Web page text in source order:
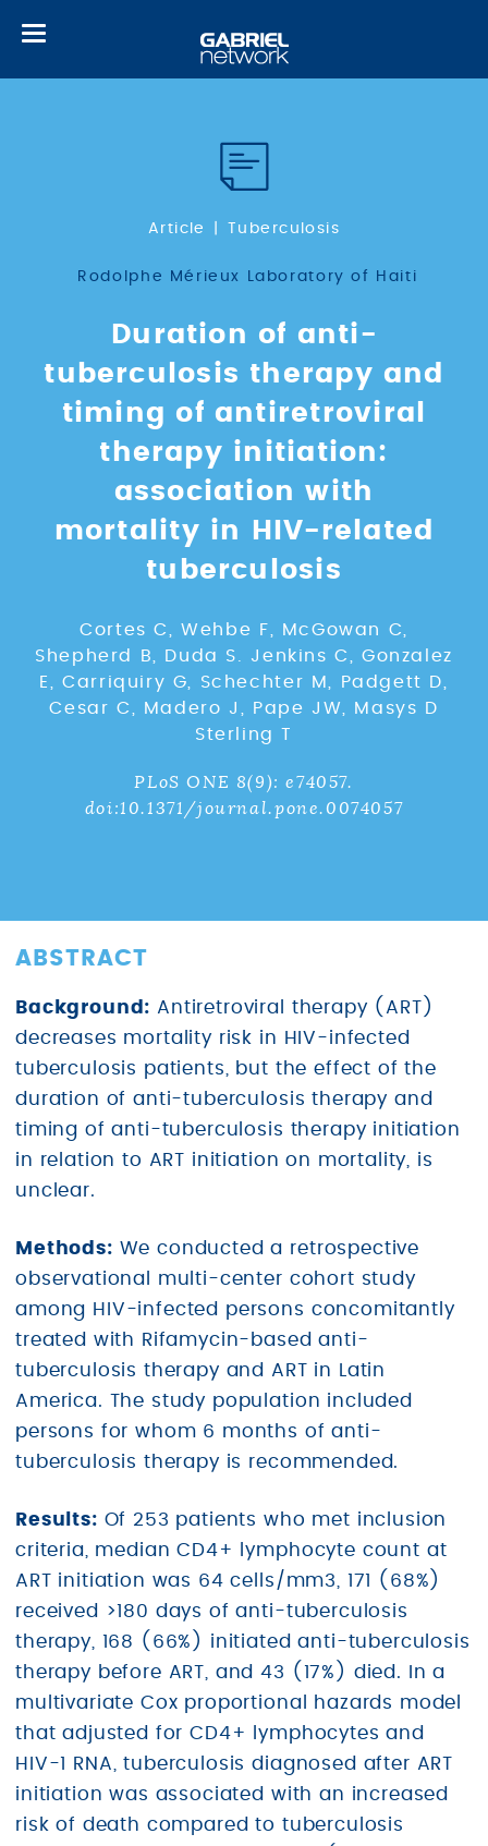
Toggle
Article Tuberculosis
Rodolphe Mérieux Laboratory of Haiti
Duration of anti-
tuberculosis therapy and
timing of antiretroviral
therapy initiation:
association with
mortality in HIV-related
tuberculosis
Cortes C, Wehbe F, McGowan C,
Shepherd B, Duda S. Jenkins C, Gonzalez
E, Carriquiry G, Schechter M, Padgett D,
Cesar C, Madero J, Pape JW, Masys D
Sterling T
PLoS ONE 8(9): e74057.
doi:10.1371/journal.pone.0074057
ABSTRACT
Background: Antiretroviral therapy (ART)
decreases mortality risk in HIV-infected
tuberculosis patients, but the effect of the
duration of anti-tuberculosis therapy and
timing of anti-tuberculosis therapy initiation
in relation to ART initiation on mortality, is
unclear.
Methods: We conducted a retrospective
observational multi-center cohort study
among HIV-infected persons concomitantly
treated with Rifamycin-based anti-
tuberculosis therapy and ART in Latin
America. The study population included
persons for whom 6 months of anti-
tuberculosis therapy is recommended.
Results: Of 253 patients who met inclusion
criteria, median CD4+ lymphocyte count at
ART initiation was 64 cells/mm3, 171 (68%)
received >180 days of anti-tuberculosis
therapy, 168 (66%) initiated anti-tuberculosis
therapy before ART, and 43 (17%) died. In a
multivariate Cox proportional hazards model
that adjusted for CD4+ lymphocytes and
HIV-1 RNA, tuberculosis diagnosed after ART
initiation was associated with an increased
risk of death compared to tuberculosis